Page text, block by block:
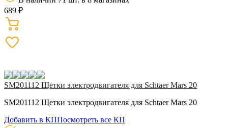
689 ₽
SM201112 Щетки электродвигателя для Schtaer Mars 20
SM201112 Щетки электродвигателя для Schtaer Mars 20
Добавить в КППосмотреть все КП